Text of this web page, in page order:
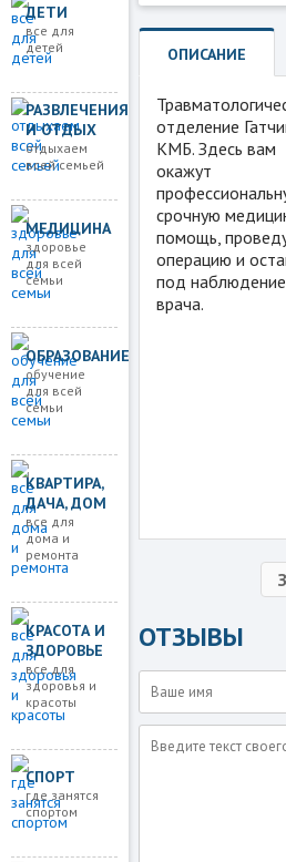
ДЕТИ
все для
детей
РАЗВЛЕЧЕНИЯ
И ОТДЫХ
отдыхаем
всей семьей
МЕДИЦИНА
здоровье
для всей
семьи
ОБРАЗОВАНИЕ
обучение
для всей
семьи
КВАРТИРА,
ДАЧА, ДОМ
все для
дома и
ремонта
КРАСОТА И
ЗДОРОВЬЕ
все для
здоровья и
красоты
СПОРТ
где занятся
спортом
ОПИСАНИЕ
отделение
КМБ. Здесь вам
окажут
срочную
помощь,
операцию и
под
врача.
ОТЗЫВЫ